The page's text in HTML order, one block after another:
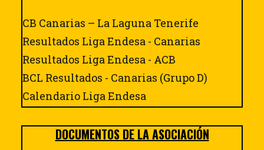
CB Canarias – La Laguna Tenerife
Resultados Liga Endesa - Canarias
Resultados Liga Endesa - ACB
BCL Resultados - Canarias (Grupo D)
Calendario Liga Endesa
DOCUMENTOS DE LA ASOCIACIÓN